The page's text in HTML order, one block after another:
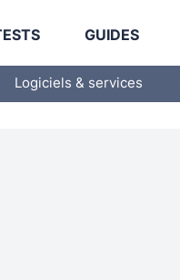
GUIDES
Logiciels & services